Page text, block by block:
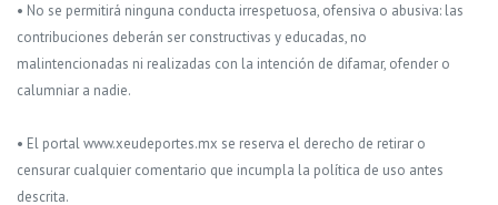
• No se permitirá ninguna conducta irrespetuosa, ofensiva o abusiva: las
contribuciones deberán ser constructivas y educadas, no
malintencionadas ni realizadas con la intención de difamar, ofender o
calumniar a nadie.
• El portal www.xeudeportes.mx se reserva el derecho de retirar o
censurar cualquier comentario que incumpla la política de uso antes
descrita.